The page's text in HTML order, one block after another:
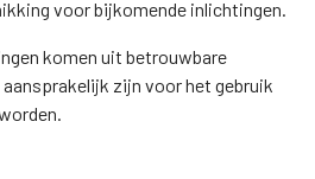
voor bijkomende inlichtingen.
komen uit betrouwbare
zijn voor het gebruik